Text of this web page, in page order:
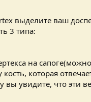
выделите ваш
3 типа:
на
которая
вы увидите, что эти